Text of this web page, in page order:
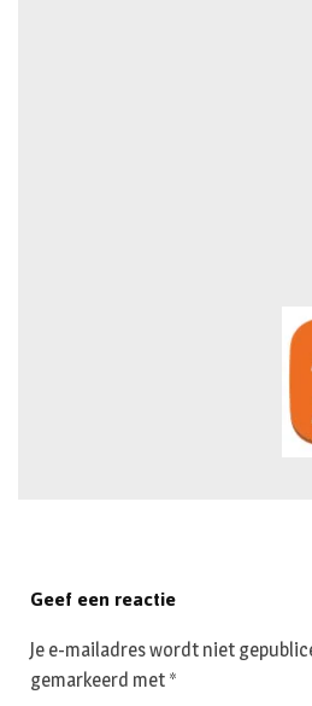
Geef een reactie
Je e-mailadres wordt niet
gemarkeerd met *